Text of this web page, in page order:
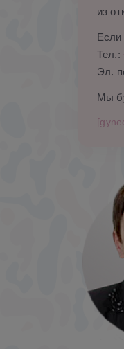
из
Если
Тел.:
Эл.
Мы